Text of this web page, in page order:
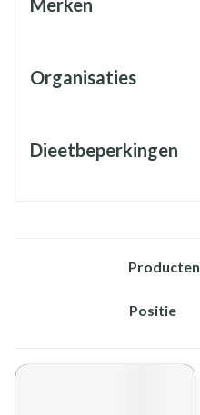
Merken
Organisaties
Dieetbeperkingen
Producten
Sorteer op: